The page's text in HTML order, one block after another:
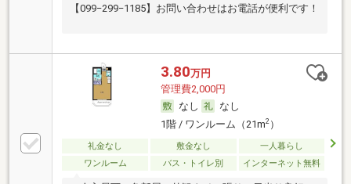
【099−299−1185】お問い合わせはお電話が便利です！
3.80万円
管理費2,000円
なし
なし
1階 / ワンルーム（21m2）
礼金なし 敷金なし
一人暮らし
ワンルーム
バス・トイレ別 インターネット無料